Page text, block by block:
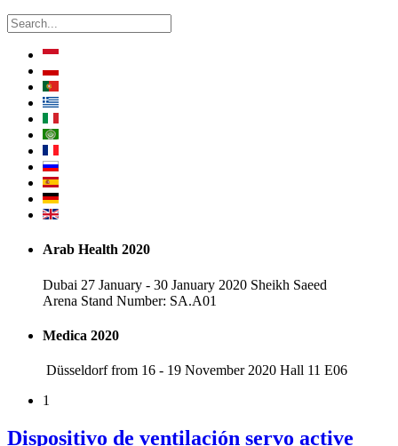
Arab Health 2020
Dubai 27 January - 30 January 2020 Sheikh Saeed
Arena Stand Number: SA.A01
Medica 2020
Düsseldorf from 16 - 19 November 2020 Hall 11 E06
1
Dispositivo de ventilación servo active